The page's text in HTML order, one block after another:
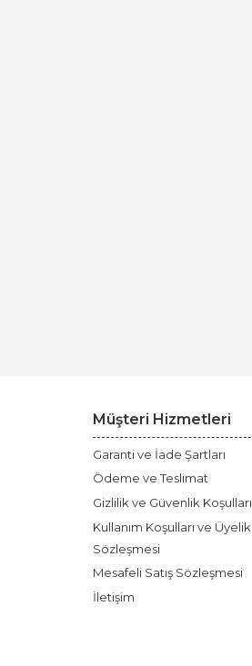
Müşteri Hizmetleri
Garanti ve İade Şartları
Ödeme ve Teslimat
Gizlilik ve Güvenlik Koşulları
Kullanım Koşulları ve Üyelik
Sözleşmesi
Mesafeli Satış Sözleşmesi
İletişim